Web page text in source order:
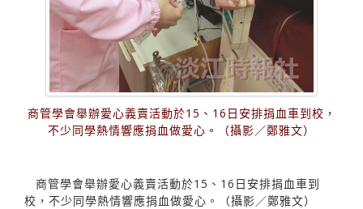
商管學會舉辦愛心義賣活動於15、16日安排捐血車到校，
不少同學熱情響應捐血做愛心。（攝影／鄭雅文）
商管學會舉辦愛心義賣活動於15、16日安排捐血車到
校，不少同學熱情響應捐血做愛心。（攝影／鄭雅文）